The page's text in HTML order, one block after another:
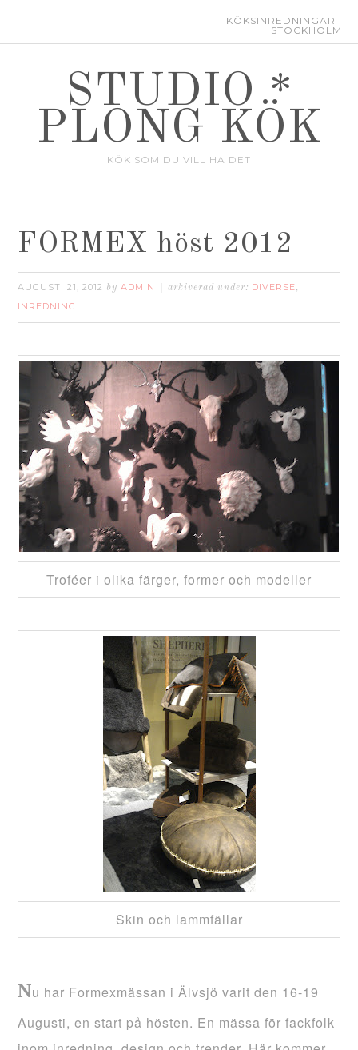
KÖKSINREDNINGAR I
STOCKHOLM
STUDIO *
PLONG KÖK
KÖK SOM DU VILL HA DET
FORMEX höst 2012
AUGUSTI 21, 2012 byADMIN arkiverad under: DIVERSE,
INREDNING
Troféer i olika färger, former och modeller
Skin och lammfällar
Nu har Formexmässan i Älvsjö varit den 16-19
Augusti, en start på hösten. En mässa för fackfolk